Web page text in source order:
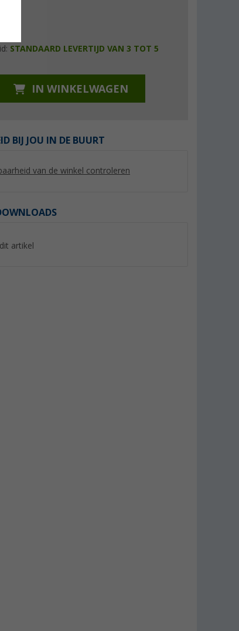
STANDAARD LEVERTIJD VAN 3 TOT 5
IN WINKELWAGEN
BIJ JOU IN DE BUURT
van de winkel controleren
artikel